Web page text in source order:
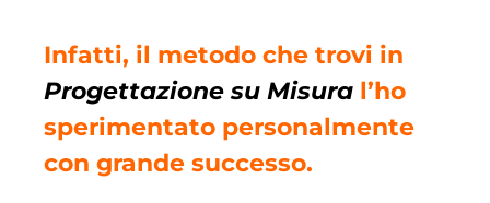
Infatti, il metodo che trovi in
Progettazione su Misura l’ho
sperimentato personalmente
con grande successo.